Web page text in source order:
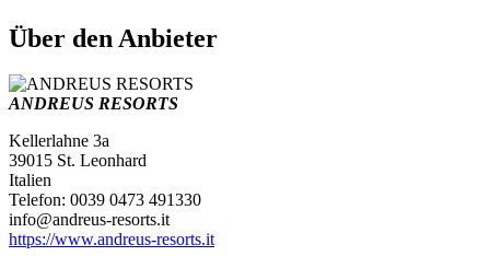
Über den Anbieter
ANDREUS RESORTS
Kellerlahne 3a
39015 St. Leonhard
Italien
Telefon: 0039 0473 491330
info@andreus-resorts.it
https://www.andreus-resorts.it